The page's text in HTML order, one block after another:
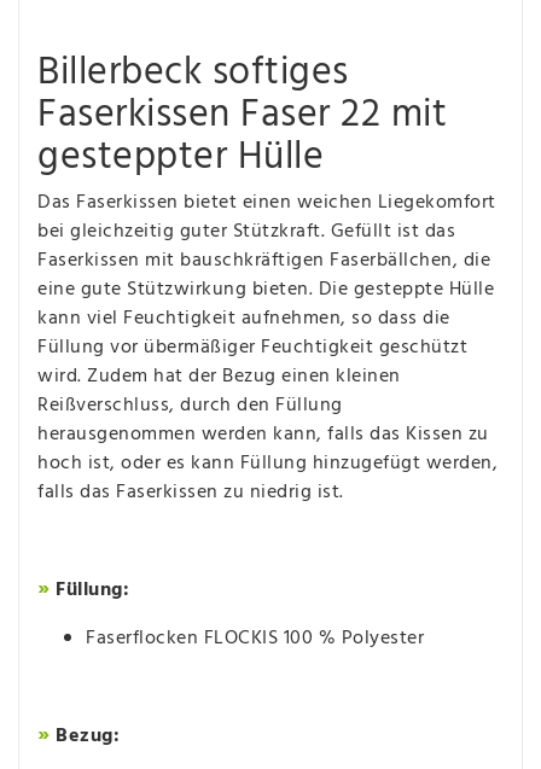
Billerbeck softiges
Faserkissen Faser 22 mit
gesteppter Hülle
Das Faserkissen bietet einen weichen Liegekomfort
bei gleichzeitig guter Stützkraft. Gefüllt ist das
Faserkissen mit bauschkräftigen Faserbällchen, die
eine gute Stützwirkung bieten. Die gesteppte Hülle
kann viel Feuchtigkeit aufnehmen, so dass die
Füllung vor übermäßiger Feuchtigkeit geschützt
wird. Zudem hat der Bezug einen kleinen
Reißverschluss, durch den Füllung
herausgenommen werden kann, falls das Kissen zu
hoch ist, oder es kann Füllung hinzugefügt werden,
falls das Faserkissen zu niedrig ist.
» Füllung:
Faserflocken FLOCKIS 100 % Polyester
» Bezug: